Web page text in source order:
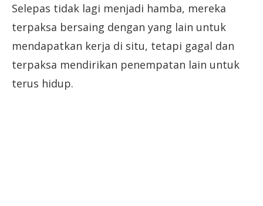
Selepas tidak lagi menjadi hamba, mereka
terpaksa bersaing dengan yang lain untuk
mendapatkan kerja di situ, tetapi gagal dan
terpaksa mendirikan penempatan lain untuk
terus hidup.